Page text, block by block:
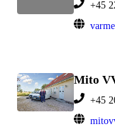
+45
Mito
+45